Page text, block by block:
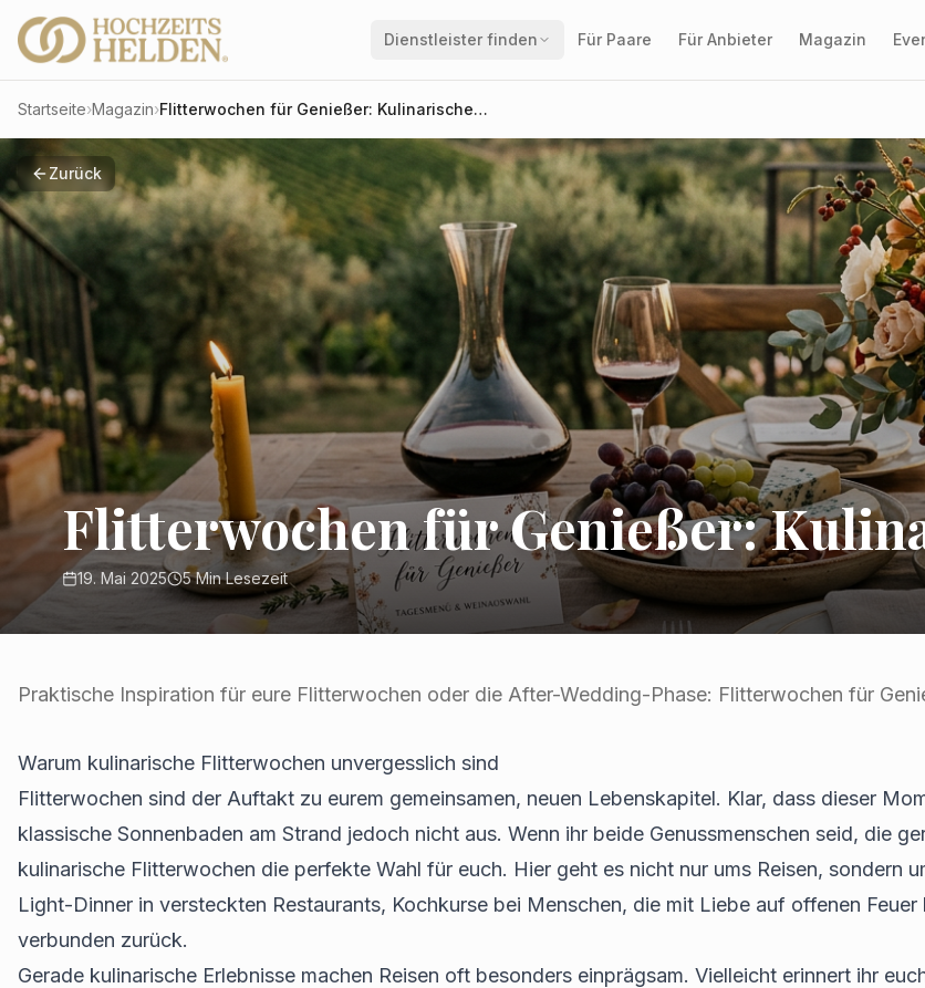
Dienstleister finden Für Paare Für Anbieter Magazin
Startseite›Magazin› Flitterwochen für Genießer: Kulinarische Highlights
Zurück
Flitterwochen für Genießer:
19. Mai 2025 5Min Lesezeit
Praktische Inspiration für eure Flitterwochen oder die After-Wedding-Phase: Flitterwochen für
Warum kulinarische Flitterwochen unvergesslich sind
Flitterwochen sind der Auftakt zu eurem gemeinsamen, neuen Lebenskapitel. Klar, dass dieser
klassische Sonnenbaden am Strand jedoch nicht aus. Wenn ihr beide Genussmenschen seid, die
kulinarische Flitterwochen die perfekte Wahl für euch. Hier geht es nicht nur ums Reisen, sondern
Light-Dinner in versteckten Restaurants, Kochkurse bei Menschen, die mit Liebe auf offenen
verbunden zurück.
Gerade kulinarische Erlebnisse machen Reisen oft besonders einprägsam. Vielleicht erinnert ihr